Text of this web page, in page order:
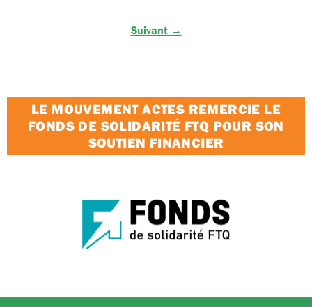
Suivant →
LE MOUVEMENT ACTES REMERCIE LE
FONDS DE SOLIDARITÉ FTQ POUR SON
SOUTIEN FINANCIER